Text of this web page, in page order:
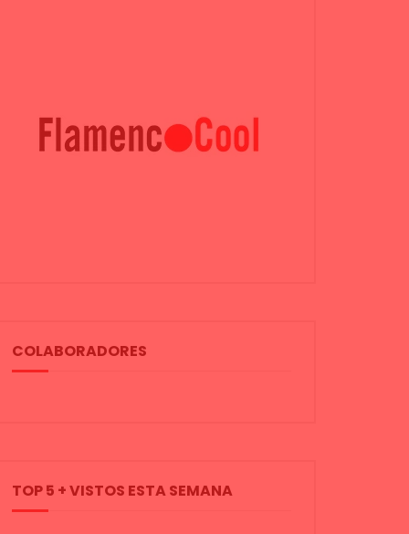
COLABORADORES
TOP 5 + VISTOS ESTA SEMANA